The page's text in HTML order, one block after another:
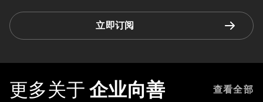
立即订阅
更多关于 企业向善 查看全部